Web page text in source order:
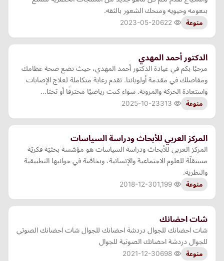
بنعومه وحيويه ومنحك الشعور بالثقه.
منوعة 2023-05-20
الدكتور أحمد المهدي
مرحبًا بكم في عيادة الدكتور أحمد المهدي، حيث نضع صحة عظامك
ومفاصلك في مقدمة أولوياتنا. نقدم رعاية متكاملة لعلاج الإصابات
واستعادة الحركة والمرونة. سواء كنت رياضيًا محترفًا أو تحتا…
منوعة 2025-10-23
​​المركز العربي للأبحاث ودراسة السياسات
المركز العربي للأبحاث ودراسة السياسات هو مؤسّسة بحثيّة فكريّة
مستقلّة للعلوم الاجتماعية والإنسانية، وبخاصّة في جوانبها التطبيقية
والنظرية.
منوعة 2018-12-30
شات احضانك
شات احضانك للجوال دردشة احضانك للجوال شات احضانك الصوتي
للجوال دردشة احضانك الصوتية للجوال
منوعة 2021-12-30